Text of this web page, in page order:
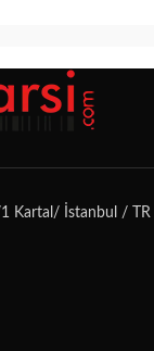
1 Kartal/ İstanbul / TR